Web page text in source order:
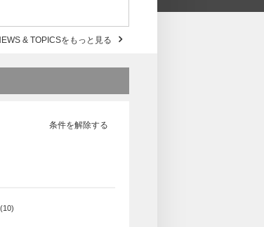
& TOPICSをもっと見る
条件を解除する